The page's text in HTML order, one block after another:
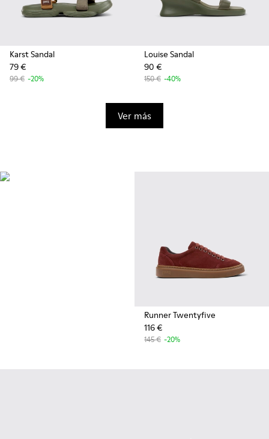
Karst Sandal
79 €
99 € -20%
Louise Sandal
90 €
150 € -40%
Ver más
Runner Twentyfive
116 €
145 € -20%